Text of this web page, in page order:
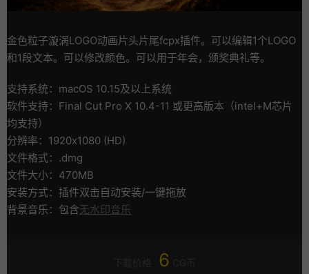
金色粒子漩涡LOGO动画片头片尾fcpx插件。可以编辑1个LOGO
和1段文本。可以修改颜色。可以用于年会，颁奖典礼等。
支持系统：macOS 10.15及以上系统
软件支持：Final Cut Pro X 10.4-11 或更高版本（intel+M芯片
均支持）
分辨率：1920x1080 (HD)
文件格式：.dmg
文件大小：470MB
安装方式：插件双击自动安装/一键拖放
背景音乐：包含无水印音乐
6